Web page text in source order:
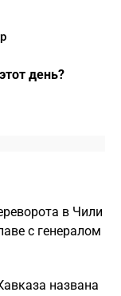
день?
в Чили
с генералом
названа